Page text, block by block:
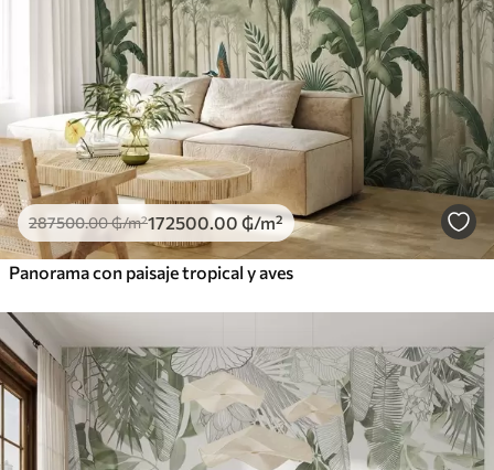
287500.00₲/m²172500 .00 ₲/m²
Panorama con paisaje tropical y aves